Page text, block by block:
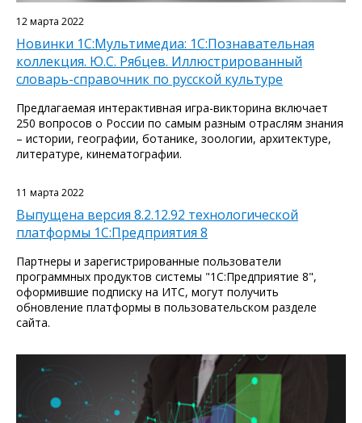
12 марта 2022
Новинки 1С:Мультимедиа: 1С:Познавательная
коллекция. Ю.С. Рябцев. Иллюстрированный
словарь-справочник по русской культуре
Предлагаемая интерактивная игра-викторина включает
250 вопросов о России по самым разным отраслям знания
– истории, географии, ботанике, зоологии, архитектуре,
литературе, кинематографии.
11 марта 2022
Выпущена версия 8.2.12.92 технологической
платформы 1С:Предприятия 8
Партнеры и зарегистрированные пользователи
программных продуктов системы "1С:Предприятие 8",
оформившие подписку на ИТС, могут получить
обновление платформы в пользовательском разделе
сайта.